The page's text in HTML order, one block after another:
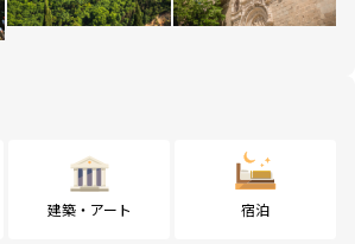
建築・アート 宿泊